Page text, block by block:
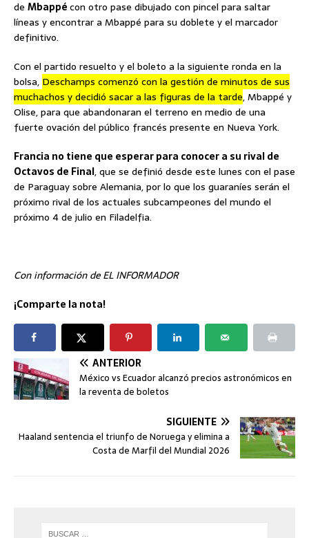
de Mbappécon otro pase dibujado con pincel para saltar
líneas y encontrar a Mbappé para su doblete y el marcador
definitivo.
Con el partido resuelto y el boleto a la siguiente ronda en la
bolsa, Deschamps comenzó con la gestión de minutos de sus
muchachos y decidió sacar a las figuras de la tarde, Mbappé y
Olise, para que abandonaran el terreno en medio de una
fuerte ovación del público francés presente en Nueva York.
Francia no tiene que esperar para conocer a su rival de
Octavos de Final, que se definió desde este lunes con el pase
de Paraguay sobre Alemania, por lo que los guaraníes serán el
próximo rival de los actuales subcampeones del mundo el
próximo 4 de julio en Filadelfia.
Con información de EL INFORMADOR
¡Comparte la nota!
ANTERIOR
México vs Ecuador alcanzó precios astronómicos en
la reventa de boletos
SIGUIENTE
Haaland sentencia el triunfo de Noruega y elimina a
Costa de Marfil del Mundial 2026